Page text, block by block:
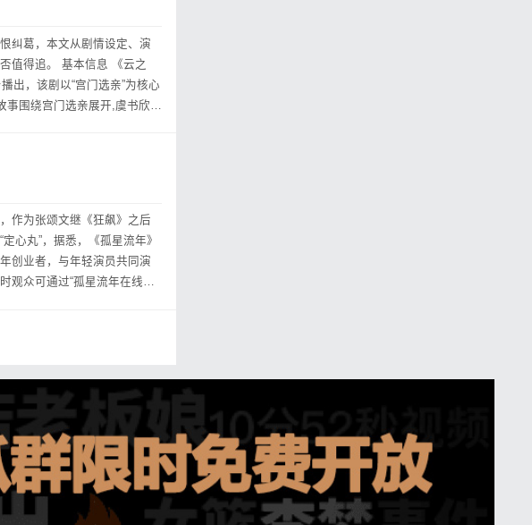
纠葛，本文从剧情设定、演
信息 《云之
出，该剧以“宫门选亲”为核心
围绕宫门选亲展开,虞书欣饰
作为张颂文继《狂飙》之后
心丸”，据悉，《孤星流年》
创业者，与年轻演员共同演
观众可通过“孤星流年在线观